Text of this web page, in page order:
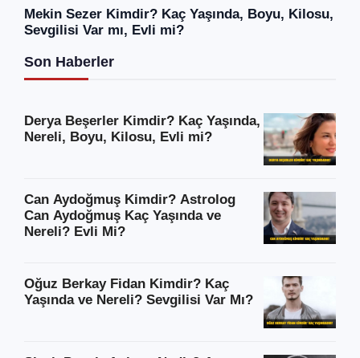
Mekin Sezer Kimdir? Kaç Yaşında, Boyu, Kilosu,
Sevgilisi Var mı, Evli mi?
Son Haberler
Derya Beşerler Kimdir? Kaç Yaşında,
Nereli, Boyu, Kilosu, Evli mi?
Can Aydoğmuş Kimdir? Astrolog
Can Aydoğmuş Kaç Yaşında ve
Nereli? Evli Mi?
Oğuz Berkay Fidan Kimdir? Kaç
Yaşında ve Nereli? Sevgilisi Var Mı?